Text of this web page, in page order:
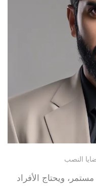
النصب
ويحتاج الأفراد